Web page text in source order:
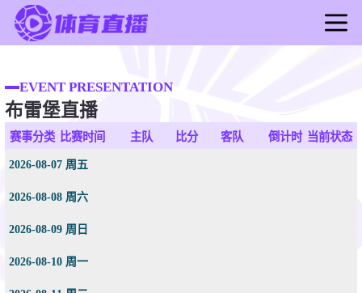
足球直播
篮球直播
足球录像
篮球新闻
EVENT PRESENTATION
布雷堡直播
赛事分类 比赛时间 主队 比分 客队 倒计时 当前状态
2026-08-07 周五
2026-08-08 周六
2026-08-09 周日
2026-08-10 周一